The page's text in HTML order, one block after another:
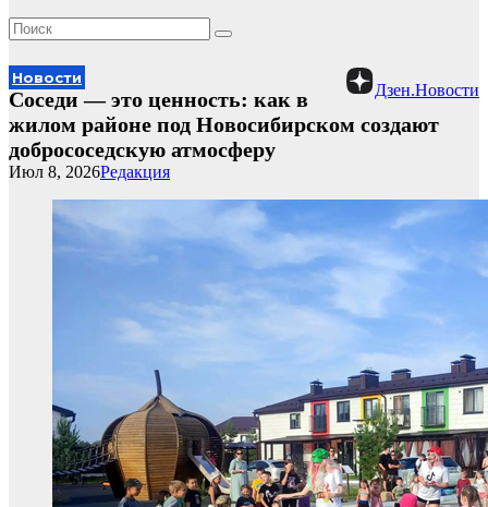
Дзен.Новости
Новости
Соседи — это ценность: как в
жилом районе под Новосибирском создают
добрососедскую атмосферу
Редакция
Июл 8, 2026